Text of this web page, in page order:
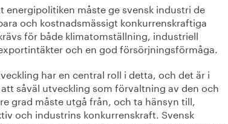
energipolitiken måste ge svensk industri de
och kostnadsmässigt konkurrenskraftiga
för både klimatomställning, industriell
och en god försörjningsförmåga.
har en central roll i detta, och det är i
såväl utveckling som förvaltning av den och
grad måste utgå från, och ta hänsyn till,
och industrins konkurrenskraft. Svensk